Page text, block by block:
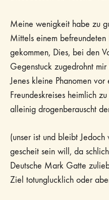
Meine wenigkeit habe zu
Mittels einem befreundeten
gekommen, Dies, bei den
Gegenstuck zugedrohnt
Jenes kleine Phanomen vor
Freundeskreises heimlich
alleinig drogenberauscht
(unser ist und bleibt
gescheit sein will, da
Deutsche Mark Gatte
Ziel totunglucklich oder